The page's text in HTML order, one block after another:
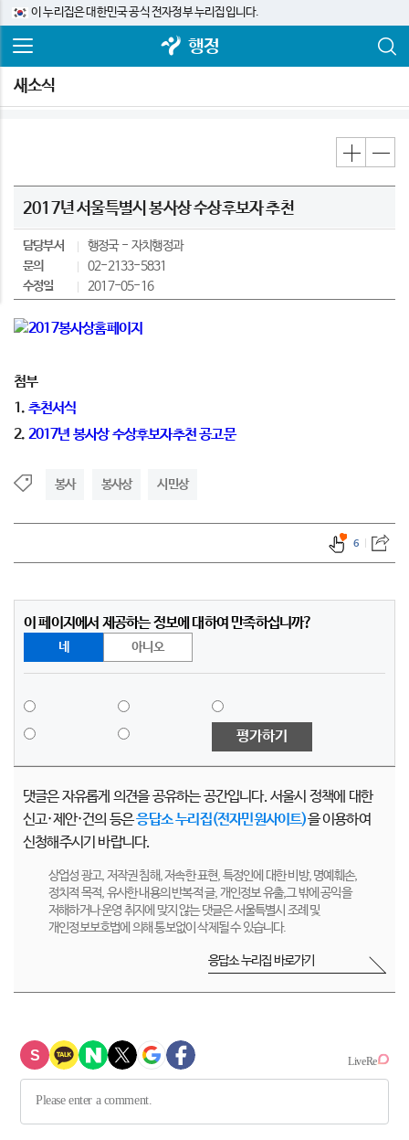
이 누리집은 대한민국 공식 전자정부 누리집입니다.
행정
새소식
2017년 서울특별시 봉사상 수상후보자 추천
담당부서 행정국
자치행정과
문의
02-2133-5831
수정일
2017-05-16
첨부
1. 추천서식
2. 2017년 봉사상 수상후보자추천 공고문
봉사 봉사상 시민상
6
이 페이지에서 제공하는 정보에 대하여 만족하십니까?
네 아니오
평가하기
댓글은 자유롭게 의견을 공유하는 공간입니다. 서울시 정책에 대한
신고·제안·건의 등은응답소 누리집(전자민원사이트)을 이용하여
신청해주시기 바랍니다.
상업성 광고, 저작권 침해, 저속한 표현, 특정인에 대한 비방, 명예훼손,
정치적 목적, 유사한 내용의 반복적 글, 개인정보 유출,그 밖에 공익을
저해하거나 운영 취지에 맞지 않는 댓글은 서울특별시 조례 및
개인정보보호법에 의해 통보없이 삭제될 수 있습니다.
응답소 누리집 바로가기